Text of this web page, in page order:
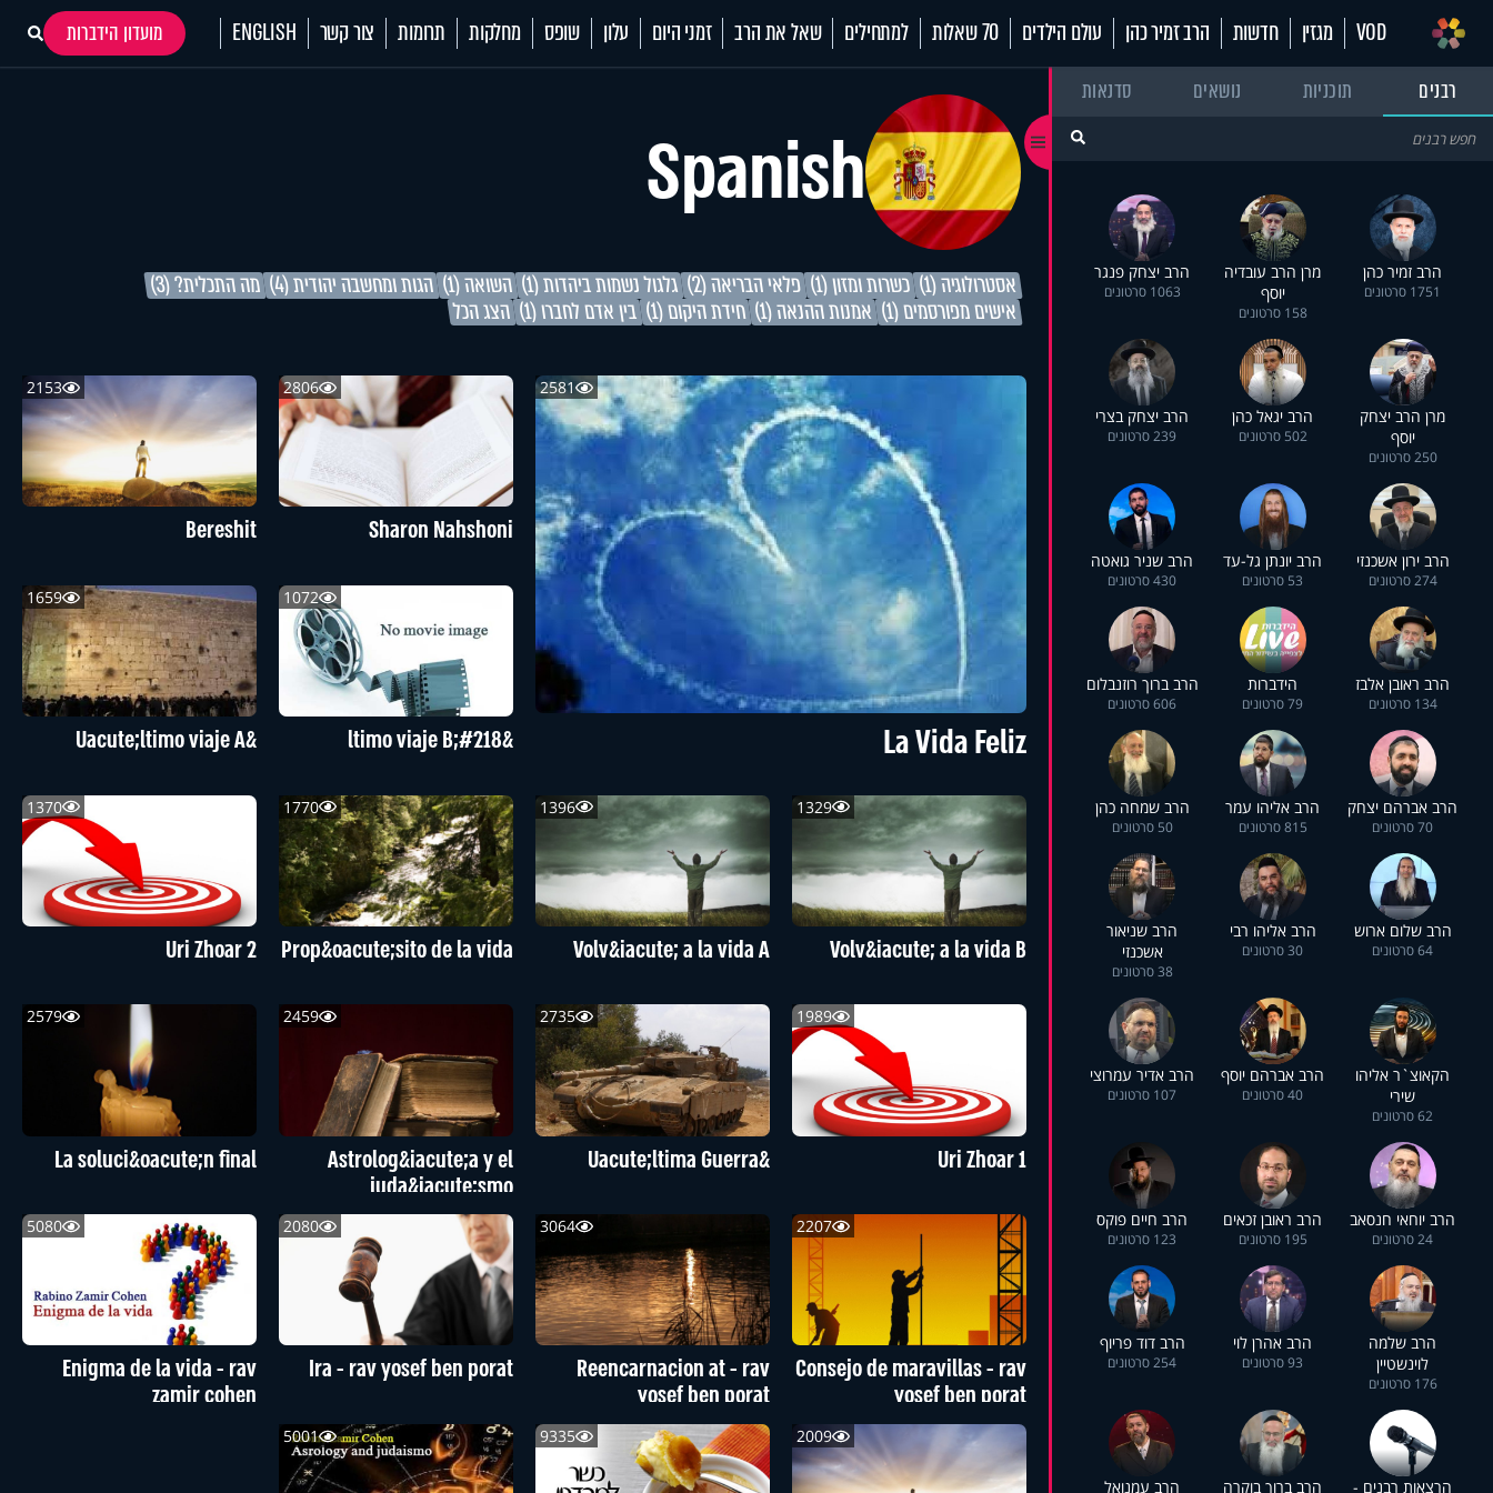
VOD מגזין חדשות הרב זמיר כהן עולם הילדים 70 שאלות למתחילים שאל את הרב זמני היום עלון שופס מחלקות תרומות צור קשר ENGLISH
מועדון הידברות
רבנים
תוכניות נושאים סדנאות
הרב זמיר כהן
1751 סרטונים
מרן הרב עובדיה
יוסף
158 סרטונים
הרב יצחק פנגר
1063 סרטונים
מרן הרב יצחק
יוסף
250 סרטונים
הרב יגאל כהן
502 סרטונים
הרב יצחק בצרי
239 סרטונים
הרב ירון אשכנזי
274 סרטונים
הרב יונתן גל-עד
53 סרטונים
הרב שניר גואטה
430 סרטונים
הרב ראובן אלבז
134 סרטונים
הידברות
79 סרטונים
הרב ברוך רוזנבלום
606 סרטונים
הרב אברהם יצחק
70 סרטונים
הרב אליהו עמר
815 סרטונים
הרב שמחה כהן
50 סרטונים
הרב שלום ארוש
64 סרטונים
הרב אליהו רבי
30 סרטונים
הרב שניאור
אשכנזי
38 סרטונים
הקאוצ`ר אליהו
שירי
62 סרטונים
הרב אברהם יוסף
40 סרטונים
הרב אדיר עמרוצי
107 סרטונים
הרב יוחאי חנסאב
24 סרטונים
הרב ראובן זכאים
195 סרטונים
הרב חיים פוקס
123 סרטונים
הרב שלמה
לוינשטיין
176 סרטונים
הרב אהרן לוי
93 סרטונים
הרב דוד פריוף
254 סרטונים
הרצאות רבנים - הרב ברוך בוקרה הרב עמנואל
Spanish
אסטרולוגיה (1) כשרות ומזון (1) פלאי הבריאה (2) גלגול נשמות ביהדות (1) השואה (1) הגות ומחשבה יהודית (4)
מה התכלית? (3)
אישים מפורסמים (1) אמנות ההנאה (1) חידת היקום (1) בין אדם לחברו (1) הצג הכל
La Vida Feliz
2581
Sharon Nahshoni
2806
Bereshit
2153
&#218;ltimo viaje B
1072
&Uacute;ltimo viaje A
1659
Volv&iacute; a la vida B
1329
Volv&iacute; a la vida A
1396
Prop&oacute;sito de la vida
1770
Uri Zhoar 2
1370
Uri Zhoar 1
1989
&Uacute;ltima Guerra
2735
Astrolog&iacute;a y el
juda&iacute;smo
2459
La soluci&oacute;n final
2579
Consejo de maravillas - rav
yosef ben porat
2207
Reencarnacion at - rav
yosef ben porat
3064
Ira - rav yosef ben porat
2080
Enigma de la vida - rav
zamir cohen
5080
2009
9335
5001